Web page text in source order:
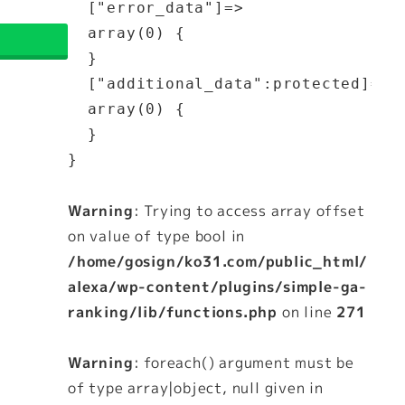
  ["error_data"]=>
  array(0) {
  }
  ["additional_data":protected]=>
  array(0) {
  }
Warning: Trying to access array offset
on value of type bool in
/home/gosign/ko31.com/public_html/
alexa/wp-content/plugins/simple-ga-
ranking/lib/functions.php on line 271
Warning: foreach() argument must be
of type array|object, null given in